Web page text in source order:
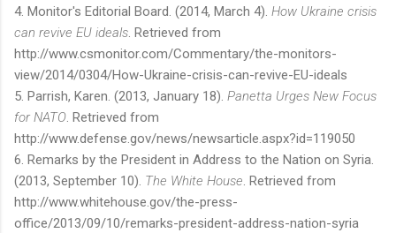
4. Monitor's Editorial Board. (2014, March 4). How Ukraine crisis
can revive EU ideals. Retrieved from
http://www.csmonitor.com/Commentary/the-monitors-
view/2014/0304/How-Ukraine-crisis-can-revive-EU-ideals
5. Parrish, Karen. (2013, January 18). Panetta Urges New Focus
for NATO. Retrieved from
http://www.defense.gov/news/newsarticle.aspx?id=119050
6. Remarks by the President in Address to the Nation on Syria.
(2013, September 10). The White House. Retrieved from
http://www.whitehouse.gov/the-press-
office/2013/09/10/remarks-president-address-nation-syria